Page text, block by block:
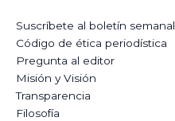
Suscríbete al boletín semanal
Código de ética periodística
Pregunta al editor
Misión y Visión
Transparencia
Filosofía